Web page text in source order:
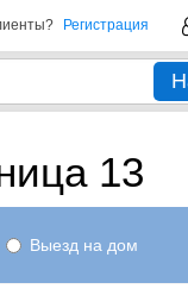
Регистрация
13
Выезд на дом